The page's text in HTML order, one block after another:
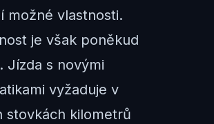
možné vlastnosti.
je však poněkud
Jízda s novými
vyžaduje v
stovkách kilometrů